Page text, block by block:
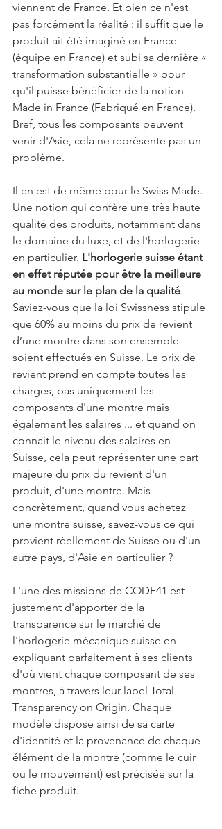
viennent de France. Et bien ce n'est
pas forcément la réalité : il suffit que le
produit ait été imaginé en France
(équipe en France) et subi sa dernière «
transformation substantielle » pour
qu'il puisse bénéficier de la notion
Made in France (Fabriqué en France).
Bref, tous les composants peuvent
venir d'Asie, cela ne représente pas un
problème.
Il en est de même pour le Swiss Made.
Une notion qui confère une très haute
qualité des produits, notamment dans
le domaine du luxe, et de l'horlogerie
en particulier. L'horlogerie suisse étant
en effet réputée pour être la meilleure
au monde sur le plan de la qualité.
Saviez-vous que la loi Swissness stipule
que 60% au moins du prix de revient
d’une montre dans son ensemble
soient effectués en Suisse. Le prix de
revient prend en compte toutes les
charges, pas uniquement les
composants d'une montre mais
également les salaires ... et quand on
connait le niveau des salaires en
Suisse, cela peut représenter une part
majeure du prix du revient d'un
produit, d'une montre. Mais
concrètement, quand vous achetez
une montre suisse, savez-vous ce qui
provient réellement de Suisse ou d'un
autre pays, d'Asie en particulier ?
L'une des missions de CODE41 est
justement d'apporter de la
transparence sur le marché de
l'horlogerie mécanique suisse en
expliquant parfaitement à ses clients
d'où vient chaque composant de ses
montres, à travers leur label Total
Transparency on Origin. Chaque
modèle dispose ainsi de sa carte
d'identité et la provenance de chaque
élément de la montre (comme le cuir
ou le mouvement) est précisée sur la
fiche produit.